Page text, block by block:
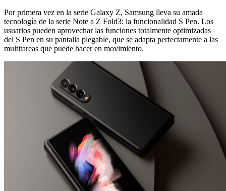
Por primera vez en la serie Galaxy Z, Samsung lleva su amada
tecnología de la serie Note a Z Fold3: la funcionalidad S Pen. Los
usuarios pueden aprovechar las funciones totalmente optimizadas
del S Pen en su pantalla plegable, que se adapta perfectamente a las
multitareas que puede hacer en movimiento.